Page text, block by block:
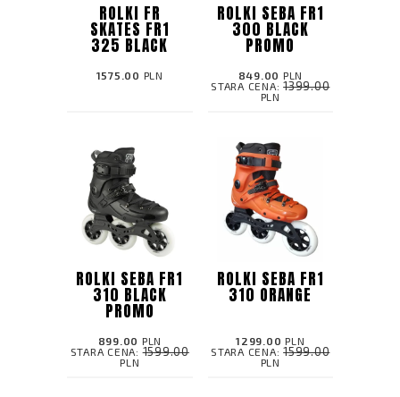
ROLKI FR
SKATES FR1
325 BLACK
1575.00 PLN
ROLKI SEBA FR1
300 BLACK
PROMO
849.00 PLN
STARA CENA:1399.00
PLN
ROLKI SEBA FR1
310 BLACK
PROMO
899.00 PLN
STARA CENA:1599.00
PLN
ROLKI SEBA FR1
310 ORANGE
1299.00 PLN
STARA CENA:1599.00
PLN